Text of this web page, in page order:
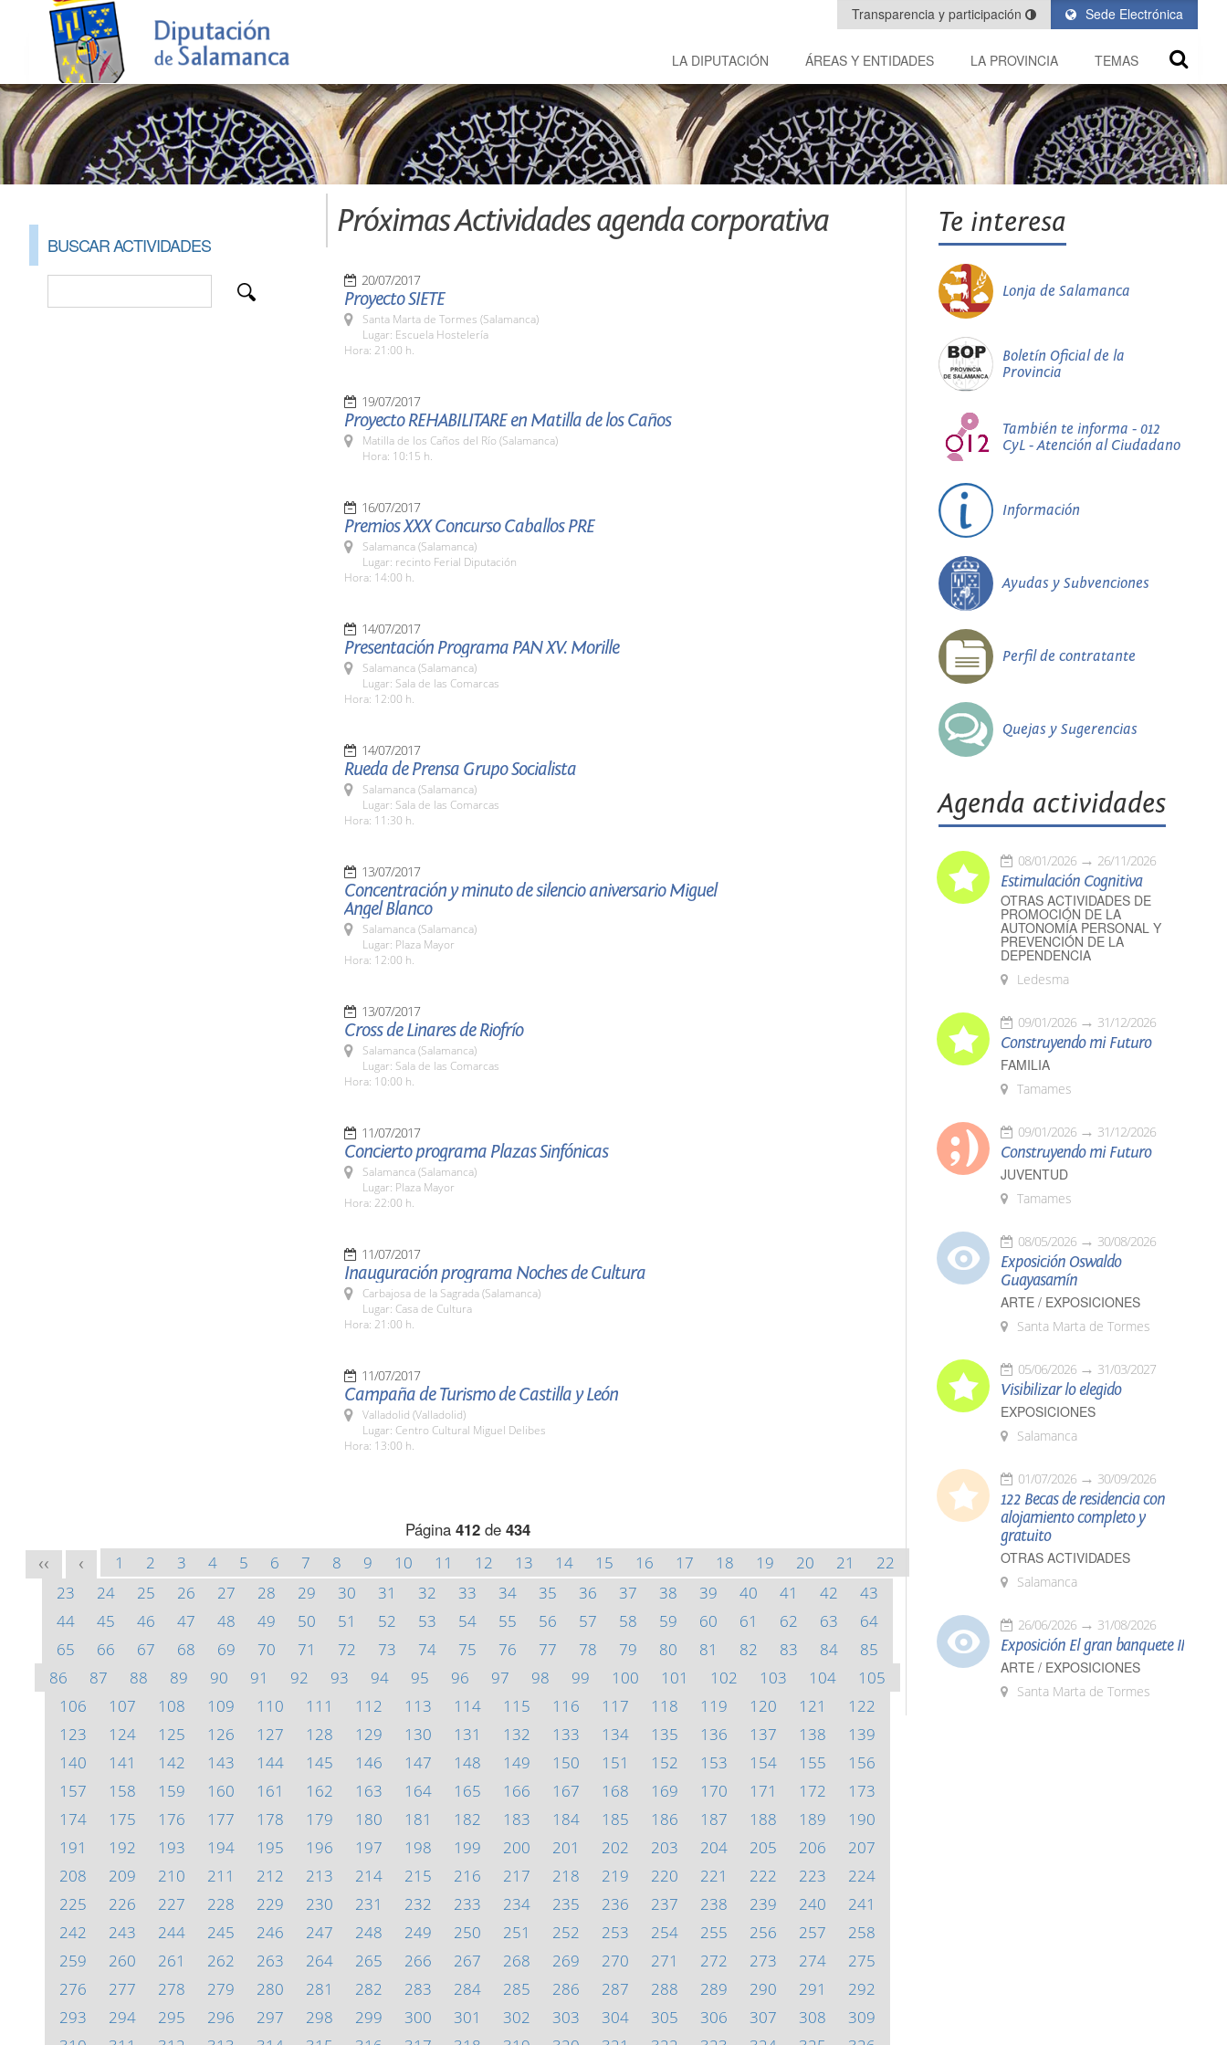
Sede Electrónica
Transparencia y participación
LA DIPUTACIÓN ÁREAS Y ENTIDADES LA PROVINCIA TEMAS
BUSCAR ACTIVIDADES
Próximas Actividades agenda corporativa
20/07/2017
Proyecto SIETE
Santa Marta de Tormes (Salamanca)
Lugar: Escuela Hostelería
Hora: 21:00 h.
19/07/2017
Proyecto REHABILITARE en Matilla de los Caños
Matilla de los Caños del Río (Salamanca)
Hora: 10:15 h.
16/07/2017
Premios XXX Concurso Caballos PRE
Salamanca (Salamanca)
Lugar: recinto Ferial Diputación
Hora: 14:00 h.
14/07/2017
Presentación Programa PAN XV. Morille
Salamanca (Salamanca)
Lugar: Sala de las Comarcas
Hora: 12:00 h.
14/07/2017
Rueda de Prensa Grupo Socialista
Salamanca (Salamanca)
Lugar: Sala de las Comarcas
Hora: 11:30 h.
13/07/2017
Concentración y minuto de silencio aniversario Miguel
Angel Blanco
Salamanca (Salamanca)
Lugar: Plaza Mayor
Hora: 12:00 h.
13/07/2017
Cross de Linares de Riofrío
Salamanca (Salamanca)
Lugar: Sala de las Comarcas
Hora: 10:00 h.
11/07/2017
Concierto programa Plazas Sinfónicas
Salamanca (Salamanca)
Lugar: Plaza Mayor
Hora: 22:00 h.
11/07/2017
Inauguración programa Noches de Cultura
Carbajosa de la Sagrada (Salamanca)
Lugar: Casa de Cultura
Hora: 21:00 h.
11/07/2017
Campaña de Turismo de Castilla y León
Valladolid (Valladolid)
Lugar: Centro Cultural Miguel Delibes
Hora: 13:00 h.
Página 412de 434
<< < 1 2 3 4 5 6 7 8 9 10 11 12 13 14 15 16 17 18 19 20 21
22
23
24 25 26 27 28 29 30 31 32 33 34 35 36 37 38 39 40 41 42
43
44
45 46 47 48 49 50 51 52 53 54 55 56 57 58 59 60 61 62 63
64
65
66 67 68 69 70 71 72 73 74 75 76 77 78 79 80 81 82 83 84
85
86
87 88 89 90 91 92 93 94 95 96 97 98 99 100 101 102 103 104
105
106
107 108 109 110 111 112 113 114 115 116 117 118 119 120 121
122
123
124 125 126 127 128 129 130 131 132 133 134 135 136 137 138
139
140
141 142 143 144 145 146 147 148 149 150 151 152 153 154 155
156
157
158 159 160 161 162 163 164 165 166 167 168 169 170 171 172
173
174
175 176 177 178 179 180 181 182 183 184 185 186 187 188 189
190
191
192 193 194 195 196 197 198 199 200 201 202 203 204 205 206
207
208
209 210 211 212 213 214 215 216 217 218 219 220 221 222 223
224
225
226 227 228 229 230 231 232 233 234 235 236 237 238 239 240
241
242
243 244 245 246 247 248 249 250 251 252 253 254 255 256 257
258
259
260 261 262 263 264 265 266 267 268 269 270 271 272 273 274
275
276
277 278 279 280 281 282 283 284 285 286 287 288 289 290 291
292
293
294 295 296 297 298 299 300 301 302 303 304 305 306 307 308
309
Te interesa
Lonja de Salamanca
Boletín Oficial de la
Provincia
También te informa - 012
CyL - Atención al Ciudadano
Información
Ayudas y Subvenciones
Perfil de contratante
Quejas y Sugerencias
Agenda actividades
08/01/2026 26/11/2026
Estimulación Cognitiva
OTRAS ACTIVIDADES DE
PROMOCIÓN DE LA
AUTONOMÍA PERSONAL Y
PREVENCIÓN DE LA
DEPENDENCIA
Ledesma
09/01/2026 31/12/2026
Construyendo mi Futuro
FAMILIA
Tamames
09/01/2026 31/12/2026
Construyendo mi Futuro
JUVENTUD
Tamames
08/05/2026 30/08/2026
Exposición Oswaldo
Guayasamín
ARTE / EXPOSICIONES
Santa Marta de Tormes
05/06/2026 31/03/2027
Visibilizar lo elegido
EXPOSICIONES
Salamanca
01/07/2026 30/09/2026
122 Becas de residencia con
alojamiento completo y
gratuito
OTRAS ACTIVIDADES
Salamanca
26/06/2026 31/08/2026
Exposición El gran banquete II
ARTE / EXPOSICIONES
Santa Marta de Tormes